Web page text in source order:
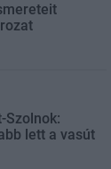
Szolnok:
lett a vasút